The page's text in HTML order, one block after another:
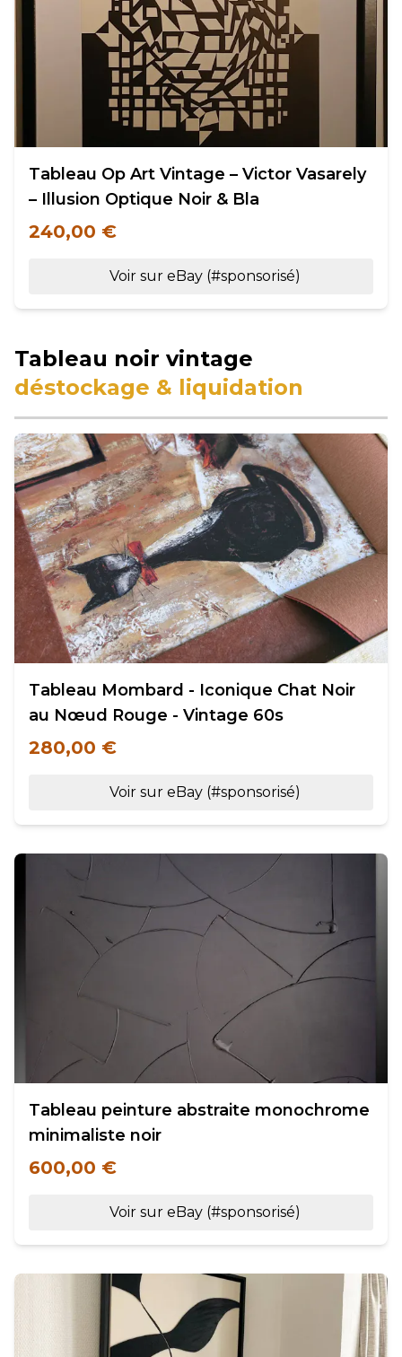
Tableau Op Art Vintage – Victor Vasarely
– Illusion Optique Noir & Bla
240,00 €
Voir sur eBay (#sponsorisé)
Tableau noir vintage
déstockage & liquidation
Tableau Mombard - Iconique Chat Noir
au Nœud Rouge - Vintage 60s
280,00 €
Voir sur eBay (#sponsorisé)
Tableau peinture abstraite monochrome
minimaliste noir
600,00 €
Voir sur eBay (#sponsorisé)